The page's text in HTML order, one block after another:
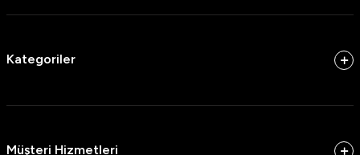
Kategoriler
Müşteri Hizmetleri